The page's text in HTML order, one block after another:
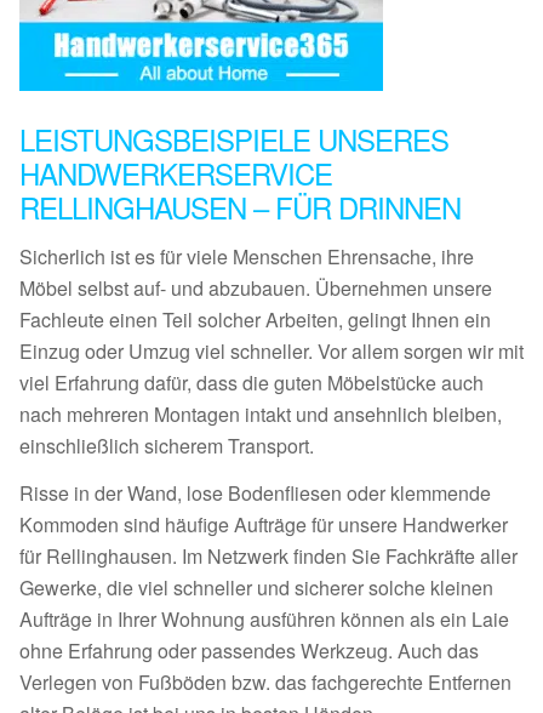
LEISTUNGSBEISPIELE UNSERES
HANDWERKERSERVICE
RELLINGHAUSEN – FÜR DRINNEN
Sicherlich ist es für viele Menschen Ehrensache, ihre
Möbel selbst auf- und abzubauen. Übernehmen unsere
Fachleute einen Teil solcher Arbeiten, gelingt Ihnen ein
Einzug oder Umzug viel schneller. Vor allem sorgen wir mit
viel Erfahrung dafür, dass die guten Möbelstücke auch
nach mehreren Montagen intakt und ansehnlich bleiben,
einschließlich sicherem Transport.
Risse in der Wand, lose Bodenfliesen oder klemmende
Kommoden sind häufige Aufträge für unsere Handwerker
für Rellinghausen. Im Netzwerk finden Sie Fachkräfte aller
Gewerke, die viel schneller und sicherer solche kleinen
Aufträge in Ihrer Wohnung ausführen können als ein Laie
ohne Erfahrung oder passendes Werkzeug. Auch das
Verlegen von Fußböden bzw. das fachgerechte Entfernen